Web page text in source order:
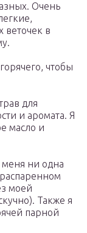
Очень
веточек в
чтобы
для
и аромата. Я
масло и
ни одна
моей
Также я
парной